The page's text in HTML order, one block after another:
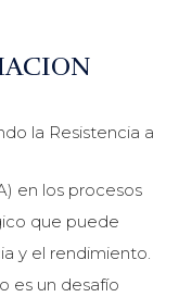
la Resistencia a
en los procesos
que puede
y el rendimiento.
es un desafío